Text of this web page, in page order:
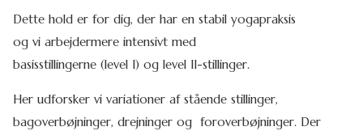
Dette hold er for dig, der har en stabil yogapraksis
og vi arbejdermere intensivt med
basisstillingerne (level I) og level II-stillinger.
Her udforsker vi variationer af stående stillinger,
bagoverbøjninger, drejninger og foroverbøjninger. Der